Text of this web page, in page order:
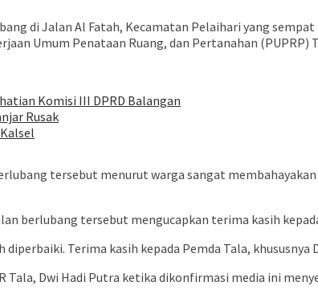
Jalan Al Fatah, Kecamatan Pelaihari yang sempat
Umum Penataan Ruang, dan Pertanahan (PUPRP)
Komisi III DPRD Balangan
Rusak
tersebut menurut warga sangat
berlubang tersebut mengucapkan terima kasih
Terima kasih kepada Pemda Tala, khususnya
Tala, Dwi Hadi Putra ketika dikonfirmasi media ini